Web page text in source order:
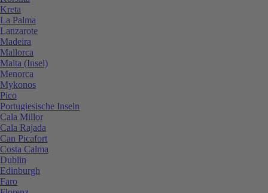
Kreta
La Palma
Lanzarote
Madeira
Mallorca
Malta (Insel)
Menorca
Mykonos
Pico
Portugiesische Inseln
Cala Millor
Cala Rajada
Can Picafort
Costa Calma
Dublin
Edinburgh
Faro